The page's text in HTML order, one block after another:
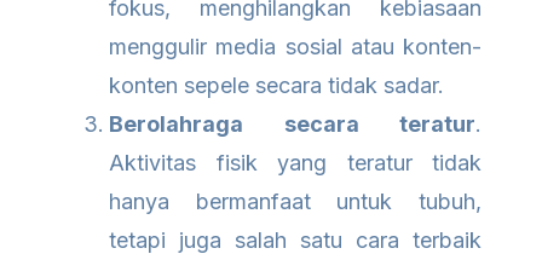
fokus, menghilangkan kebiasaan
menggulir media sosial atau konten-
konten sepele secara tidak sadar.
Berolahraga secara teratur.
Aktivitas fisik yang teratur tidak
hanya bermanfaat untuk tubuh,
tetapi juga salah satu cara terbaik